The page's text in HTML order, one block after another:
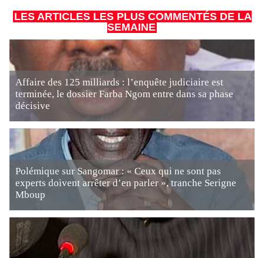
LES ARTICLES LES PLUS COMMENTÉS DE LA
SEMAINE
Affaire des 125 milliards : l’enquête judiciaire est
terminée, le dossier Farba Ngom entre dans sa phase
décisive
Polémique sur Sangomar : « Ceux qui ne sont pas
experts doivent arrêter d’en parler », tranche Serigne
Mboup